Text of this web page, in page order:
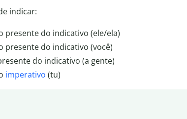
indicar:
presente do indicativo (ele/ela)
presente do indicativo (você)
do indicativo (a gente)
imperativo (tu)